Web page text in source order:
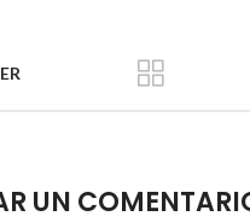
UN